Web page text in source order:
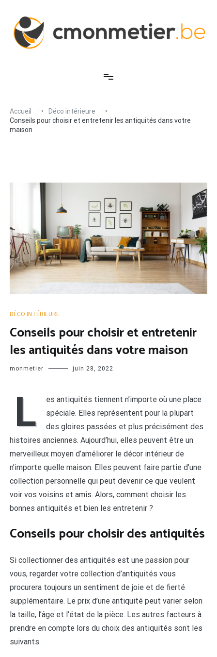
contenu
Accueil
Déco intérieure
Conseils pour choisir et entretenir les antiquités dans votre
maison
DÉCO INTÉRIEURE
Conseils pour choisir et entretenir
les antiquités dans votre maison
monmetier juin 28, 2022
L
es antiquités tiennent n’importe où une place
spéciale. Elles représentent pour la plupart
des gloires passées et plus précisément des
histoires anciennes. Aujourd’hui, elles peuvent être un
merveilleux moyen d’améliorer le décor intérieur de
n’importe quelle maison. Elles peuvent faire partie d’une
collection personnelle qui peut devenir ce que veulent
voir vos voisins et amis. Alors, comment choisir les
bonnes antiquités et bien les entretenir ?
Conseils pour choisir des antiquités
Si collectionner des antiquités est une passion pour
vous, regarder votre collection d’antiquités vous
procurera toujours un sentiment de joie et de fierté
supplémentaire. Le prix d’une antiquité peut varier selon
la taille, l’âge et l’état de la pièce. Les autres facteurs à
prendre en compte lors du choix des antiquités sont les
suivants.